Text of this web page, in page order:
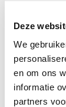
Deze
We
en om ons
informatie
partners
Broccoli
het
(Kifid).
Broccoli
het Kifid